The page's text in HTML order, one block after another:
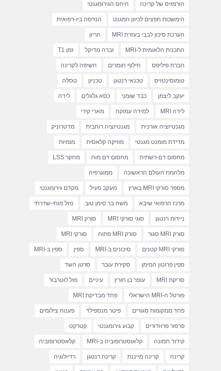
הורמזיס של קרינה היחס הגירומגנטי
הימשכות חפצים לכיוון המגנט הנדסה ביו-רפואית
הערכת סיכון לבבי בעזרת MRI הריון
התכנית הלאומית ל-MRI זברה מדיקל זמן T1
חברת פיליפס חילוף חומרים חשיפה לקרינה
טומוסינטזיס טכנאי רנטגן טכניון טסלה
יעקב ליצמן כבד שומני כסא גלגלים לידה
לידה MRI למידה עמוקה מארי קירי
מגנטיזציה אורכית מגנטיזציה רוחבית מדטרוניק
מדידת מומנט מגנטי מוזיקה קלאסית מומיות
מחסום דם-רשתית מחסום דם מוח מחקר LSS
מלחמת העולם הראשונה ממוגרפיה
מספר סורקי MRI בארץ מעקב פעיל מקדם גירומגנטי
מרכז הרפואי שיבא משה בר סימן טוב נוזל מוחי-שדרתי
ניידות רנטגן סוגי סורקי MRI סורק MRI
סורק MRI סגור סורק MRI פתוח סורקי MRI
סורקי MRI קטנים סיכונים ב-MRI ספין ספין ב-MRI
ספין פרוטון המימן סקירת עובר סרטן השד
סריקת MRI עופר בן חורין עיניים פול לוטרבור
פורטל ה-MRI הישראלי פחד מבדיקת MRI
פחד ממקומות סגורים פיטר מנספילד פענוח צילומים
פרפור פרוזדורים קבוע גירומגנטי קטרקט
קידוד תמונה קלאוסטרופוביה ב-MRI קלאסטרופוביה
קרינה קרינה מייננת קרינת רנטגן רדיולוגיה